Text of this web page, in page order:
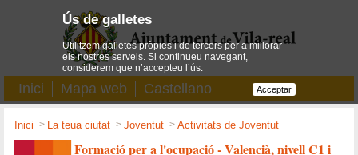
Inici Mapa web Castellano
Inici -> La teua ciutat ->Joventut ->Activitats de Joventut
Formació per a l'ocupació - Valencià, nivell C1 i
Ús de galletes
Utilitzem galletes pròpies i de tercers per a millorar
els nostres serveis. Si continueu navegant,
considerem que n’accepteu l’ús.
Acceptar